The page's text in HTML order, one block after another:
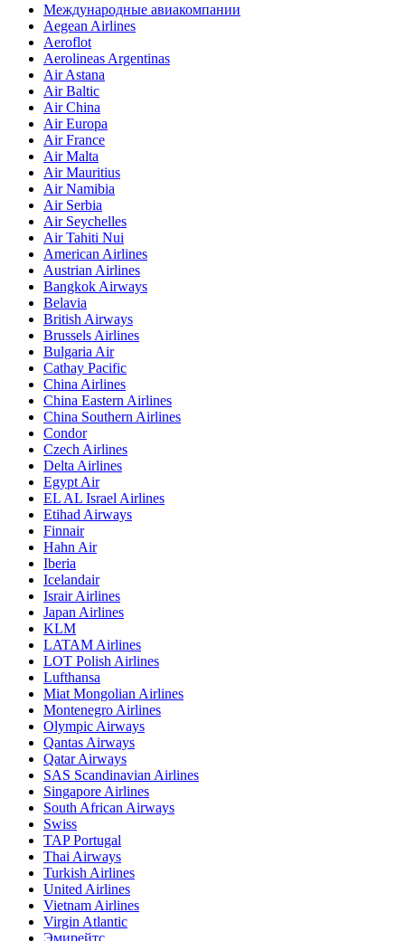
Международные авиакомпании
Aegean Airlines
Aeroflot
Aerolineas Argentinas
Air Astana
Air Baltic
Air China
Air Europa
Air France
Air Malta
Air Mauritius
Air Namibia
Air Serbia
Air Seychelles
Air Tahiti Nui
American Airlines
Austrian Airlines
Bangkok Airways
Belavia
British Airways
Brussels Airlines
Bulgaria Air
Cathay Pacific
China Airlines
China Eastern Airlines
China Southern Airlines
Condor
Czech Airlines
Delta Airlines
Egypt Air
EL AL Israel Airlines
Etihad Airways
Finnair
Hahn Air
Iberia
Icelandair
Israir Airlines
Japan Airlines
KLM
LATAM Airlines
LOT Polish Airlines
Lufthansa
Miat Mongolian Airlines
Montenegro Airlines
Olympic Airways
Qantas Airways
Qatar Airways
SAS Scandinavian Airlines
Singapore Airlines
South African Airways
Swiss
TAP Portugal
Thai Airways
Turkish Airlines
United Airlines
Vietnam Airlines
Virgin Atlantic
Эмирейтс